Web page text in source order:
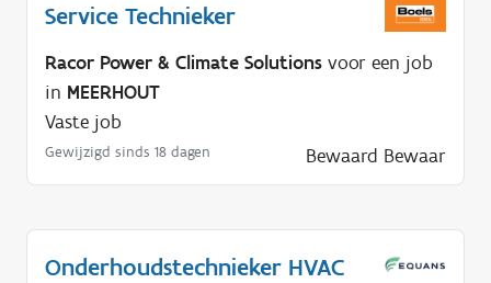
Service Technieker
Racor Power & Climate Solutions voor een job
in MEERHOUT
Vaste job
Gewijzigd sinds 18 dagen Bewaard Bewaar
Onderhoudstechnieker HVAC